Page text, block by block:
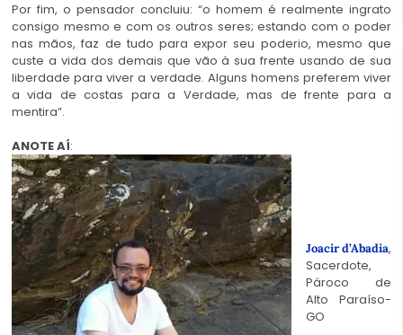
Por fim, o pensador concluiu: “o homem é realmente ingrato
consigo mesmo e com os outros seres; estando com o poder
nas mãos, faz de tudo para expor seu poderio, mesmo que
custe a vida dos demais que vão à sua frente usando de sua
liberdade para viver a verdade. Alguns homens preferem viver
a vida de costas para a Verdade, mas de frente para a
mentira”.
ANOTE AÍ:
Joacir d’Abadia,
Sacerdote,
Pároco de
Alto Paraíso-
GO